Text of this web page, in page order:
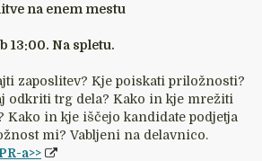
na enem mestu
13:00. Na spletu.
zaposlitev? Kje poiskati priložnosti?
odkriti trg dela? Kako in kje mrežiti
in kje iščejo kandidate podjetja
mi? Vabljeni na delavnico.
a>>